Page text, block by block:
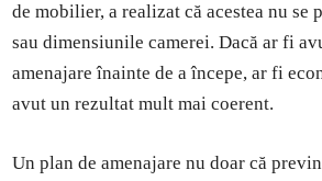
de mobilier, a realizat că acestea nu se
sau dimensiunile camerei. Dacă ar fi
amenajare înainte de a începe, ar fi
avut un rezultat mult mai coerent.
Un plan de amenajare nu doar că